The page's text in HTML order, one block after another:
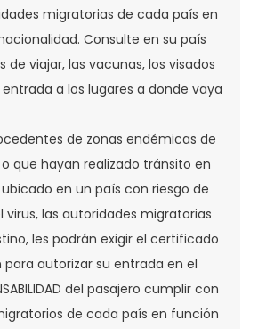
migratorias de cada país en
Consulte en su país
de viajar, las vacunas, los visados
a los lugares a donde vaya
de zonas endémicas de
que hayan realizado tránsito en
en un país con riesgo de
virus, las autoridades migratorias
les podrán exigir el certificado
autorizar su entrada en el
del pasajero cumplir con
de cada país en función